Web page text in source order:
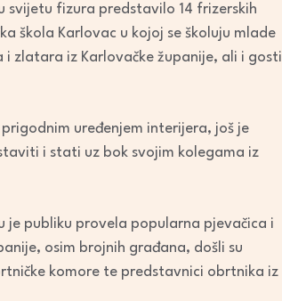
fizura predstavilo 14 frizerskih
škola Karlovac u kojoj se školuju mlade
zlatara iz Karlovačke županije, ali i gosti
uređenjem interijera, još je
i stati uz bok svojim kolegama iz
je publiku provela popularna pjevačica i
osim brojnih građana, došli su
komore te predstavnici obrtnika iz